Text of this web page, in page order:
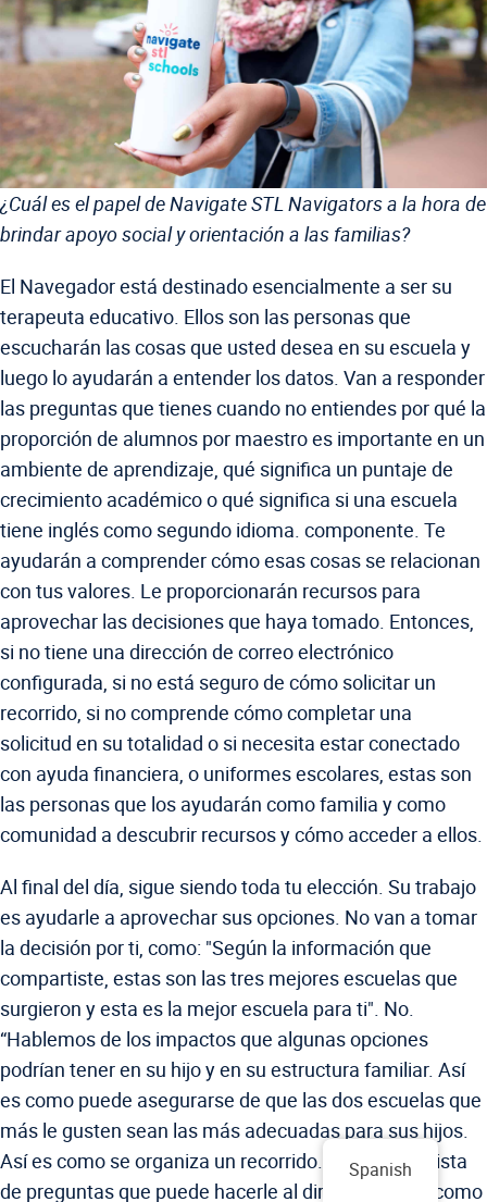
¿Cuál es el papel de Navigate STL Navigators a la hora de
brindar apoyo social y orientación a las familias?
El Navegador está destinado esencialmente a ser su
terapeuta educativo. Ellos son las personas que
escucharán las cosas que usted desea en su escuela y
luego lo ayudarán a entender los datos. Van a responder
las preguntas que tienes cuando no entiendes por qué la
proporción de alumnos por maestro es importante en un
ambiente de aprendizaje, qué significa un puntaje de
crecimiento académico o qué significa si una escuela
tiene inglés como segundo idioma. componente. Te
ayudarán a comprender cómo esas cosas se relacionan
con tus valores. Le proporcionarán recursos para
aprovechar las decisiones que haya tomado. Entonces,
si no tiene una dirección de correo electrónico
configurada, si no está seguro de cómo solicitar un
recorrido, si no comprende cómo completar una
solicitud en su totalidad o si necesita estar conectado
con ayuda financiera, o uniformes escolares, estas son
las personas que los ayudarán como familia y como
comunidad a descubrir recursos y cómo acceder a ellos.
Al final del día, sigue siendo toda tu elección. Su trabajo
es ayudarle a aprovechar sus opciones. No van a tomar
la decisión por ti, como: "Según la información que
compartiste, estas son las tres mejores escuelas que
surgieron y esta es la mejor escuela para ti". No.
“Hablemos de los impactos que algunas opciones
podrían tener en su hijo y en su estructura familiar. Así
es como puede asegurarse de que las dos escuelas que
más le gusten sean las más adecuadas para sus hijos.
Así es como se organiza un recorrido. Esta es una lista
de preguntas que puede hacerle al director. Así es como
Spanish